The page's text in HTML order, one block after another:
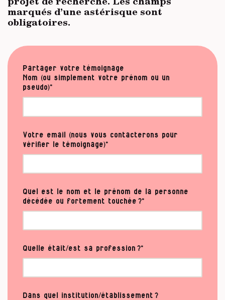
marqués d’une astérisque sont
obligatoires.
Partager votre témoignage
Nom (ou simplement votre prénom ou un
pseudo)*
Votre email (nous vous contacterons pour
vérifier le témoignage)*
Quel est le nom et le prénom de la personne
décédée ou fortement touchée ?*
Quelle était/est sa profession ?*
Dans quel institution/établissement ?